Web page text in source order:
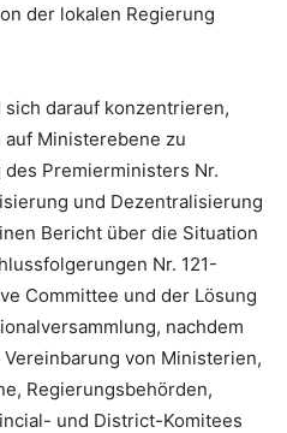
der lokalen Regierung
darauf konzentrieren,
Ministerebene zu
Premierministers Nr.
und Dezentralisierung
Bericht über die Situation
Nr. 121-
Committee und der Lösung
nachdem
von Ministerien,
Regierungsbehörden,
und District-Komitees